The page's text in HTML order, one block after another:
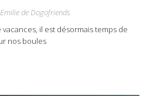
Emilie de Dogofriends
il est désormais temps de
nos boules